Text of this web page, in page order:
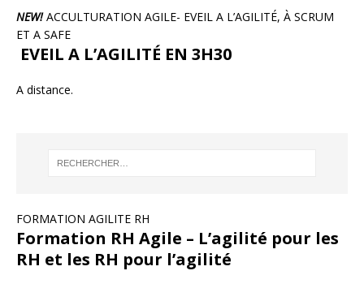
NEW!ACCULTURATION AGILE- EVEIL A L’AGILITÉ, À SCRUM
ET A SAFE
EVEIL A L’AGILITÉ EN 3H30
A distance.
FORMATION AGILITE RH
Formation RH Agile – L’agilité pour les
RH et les RH pour l’agilité